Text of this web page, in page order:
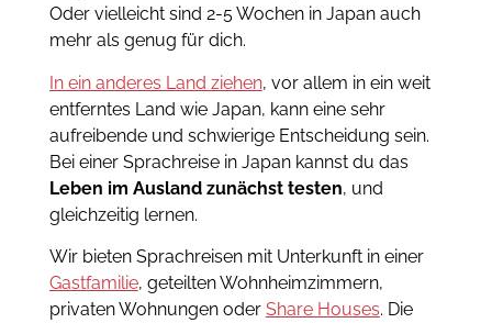
Oder vielleicht sind 2-5 Wochen in Japan auch
mehr als genug für dich.
In ein anderes Land ziehen, vor allem in ein weit
entferntes Land wie Japan, kann eine sehr
aufreibende und schwierige Entscheidung sein.
Bei einer Sprachreise in Japan kannst du das
Leben im Ausland zunächst testen, und
gleichzeitig lernen.
Wir bieten Sprachreisen mit Unterkunft in einer
Gastfamilie, geteilten Wohnheimzimmern,
privaten Wohnungen oder Share Houses. Die